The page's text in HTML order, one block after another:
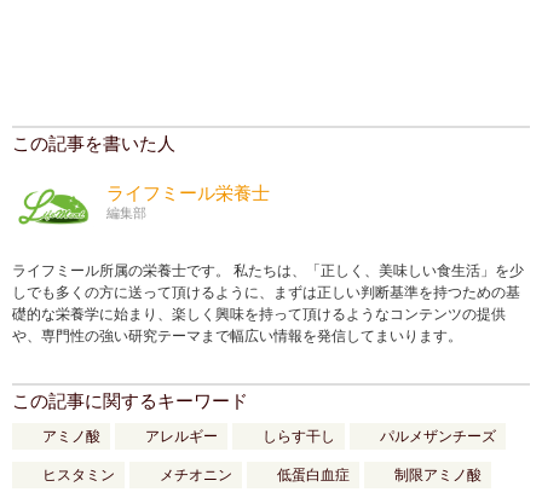
この記事を書いた人
ライフミール栄養士
編集部
ライフミール所属の栄養士です。 私たちは、「正しく、美味しい食生活」を少
しでも多くの方に送って頂けるように、まずは正しい判断基準を持つための基
礎的な栄養学に始まり、楽しく興味を持って頂けるようなコンテンツの提供
や、専門性の強い研究テーマまで幅広い情報を発信してまいります。
この記事に関するキーワード
アミノ酸 アレルギー しらす干し パルメザンチーズ
ヒスタミン メチオニン 低蛋白血症 制限アミノ酸